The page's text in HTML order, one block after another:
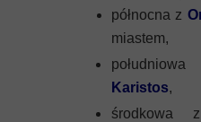
północna z
miastem,
Karistos,
środkowa